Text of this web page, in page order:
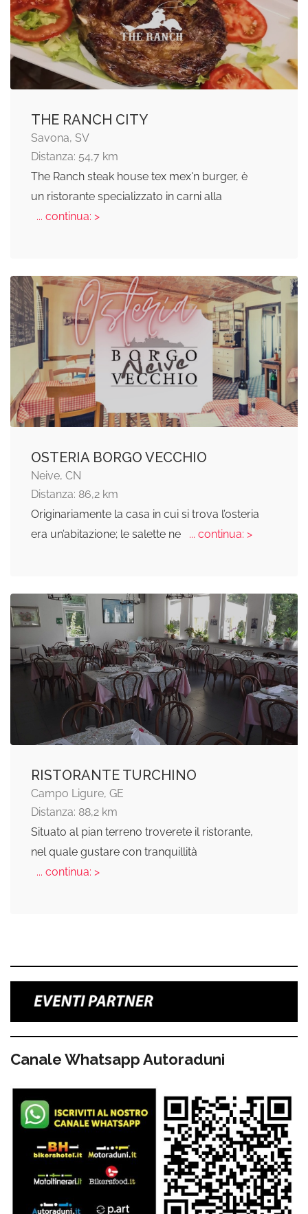
THE RANCH CITY
Savona, SV
Distanza: 54,7 km
The Ranch steak house tex mex'n burger, è
un ristorante specializzato in carni alla
... continua: >
OSTERIA BORGO VECCHIO
Neive, CN
Distanza: 86,2 km
Originariamente la casa in cui si trova l’osteria
era un’abitazione; le salette ne
... continua: >
RISTORANTE TURCHINO
Campo Ligure, GE
Distanza: 88,2 km
Situato al pian terreno troverete il ristorante,
nel quale gustare con tranquillità
... continua: >
Canale Whatsapp Autoraduni